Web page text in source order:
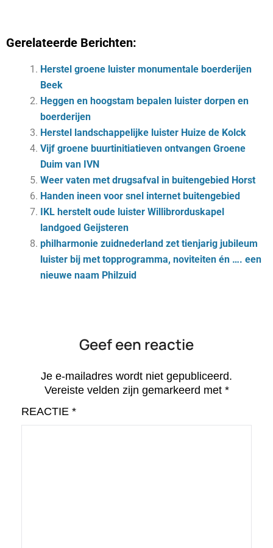
Gerelateerde Berichten:
Herstel groene luister monumentale boerderijen
Beek
Heggen en hoogstam bepalen luister dorpen en
boerderijen
Herstel landschappelijke luister Huize de Kolck
Vijf groene buurtinitiatieven ontvangen Groene
Duim van IVN
Weer vaten met drugsafval in buitengebied Horst
Handen ineen voor snel internet buitengebied
IKL herstelt oude luister Willibrorduskapel
landgoed Geijsteren
philharmonie zuidnederland zet tienjarig jubileum
luister bij met topprogramma, noviteiten én …. een
nieuwe naam Philzuid
Geef een reactie
Je e-mailadres wordt niet gepubliceerd.
Vereiste velden zijn gemarkeerd met *
REACTIE *